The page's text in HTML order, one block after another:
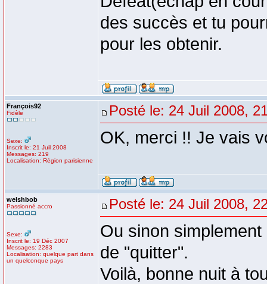
des succès et tu
pour les obtenir.
François92
Fidèle
Sexe:
Inscrit le: 21 Juil 2008
Messages: 219
Localisation: Région parisienne
Posté le: 24 Juil 2008,
OK, merci !! Je vais
welshbob
Passionné accro
Sexe:
Inscrit le: 19 Déc 2007
Messages: 2283
Localisation: quelque part dans
un quelconque pays
Posté le: 24 Juil 2008,
Ou sinon
de "quitter".
Voilà, bonne nuit à